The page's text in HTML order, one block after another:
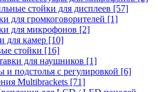
стойки для дисплеев [57]
для громкоговорителей [1]
для микрофонов [2]
для камер [10]
стойки [16]
для наушников [1]
и подстолья с регулировкой [6]
Multibrackets [71]